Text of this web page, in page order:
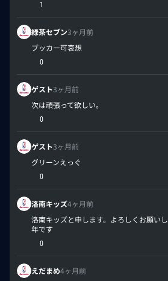
1
緑茶セブン3ヶ月前
ブッカー可哀想
0
ゲスト3ヶ月前
次は頑張って欲しい。
0
ゲスト3ヶ月前
グリーンえっぐ
0
洛南キッズ4ヶ月前
洛南キッズと申します。よろしくお願い
年です
0
えだまめ4ヶ月前